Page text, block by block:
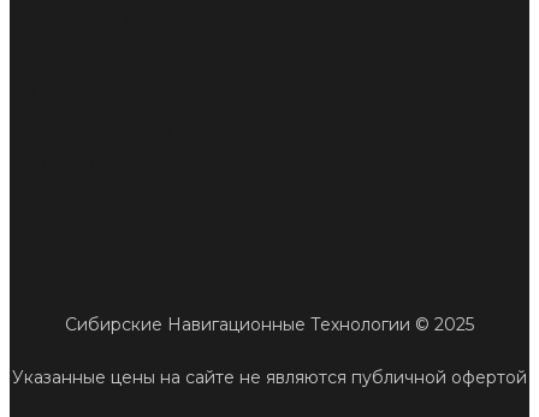
Сибирские Навигационные Технологии © 2025
Указанные цены на сайте не являются публичной офертой